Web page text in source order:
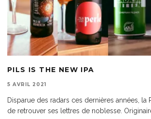
PILS IS THE NEW IPA
5 AVRIL 2021
Disparue des radars ces dernières années, la
de retrouver ses lettres de noblesse.